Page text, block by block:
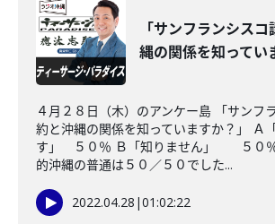
「サンフランシス
縄の関係を知ってい
４月２８日（木）のアンケー島 「サンフ
約と沖縄の関係を知っていますか？」 Ａ
す」 ５０％ Ｂ「知りません」 ５０％
的沖縄の普通は５０／５０でした...
2022.04.28 |01:02:22